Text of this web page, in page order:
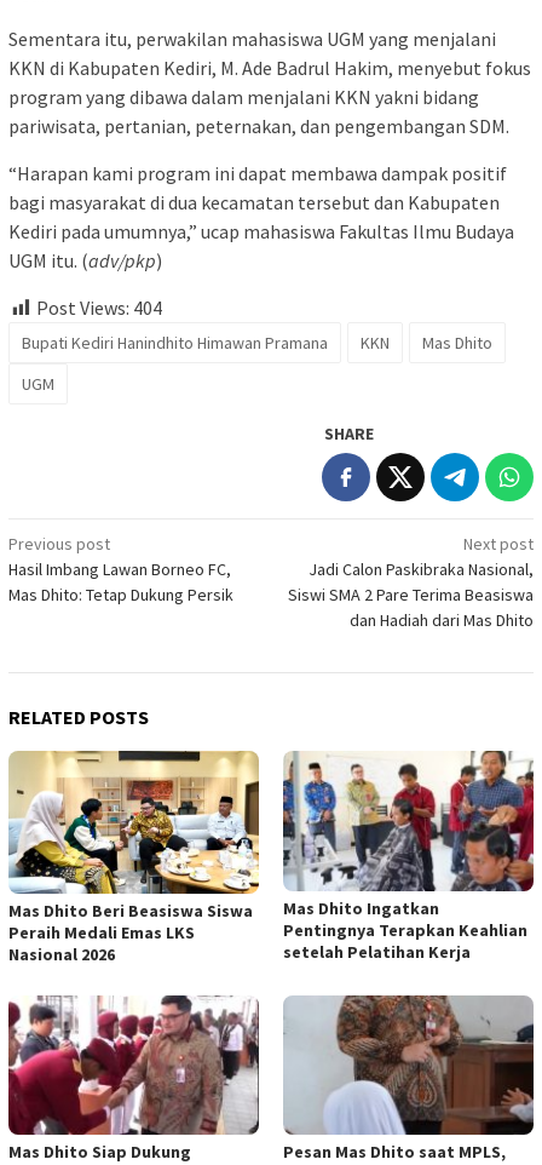
Sementara itu, perwakilan mahasiswa UGM yang menjalani
KKN di Kabupaten Kediri, M. Ade Badrul Hakim, menyebut fokus
program yang dibawa dalam menjalani KKN yakni bidang
pariwisata, pertanian, peternakan, dan pengembangan SDM.
“Harapan kami program ini dapat membawa dampak positif
bagi masyarakat di dua kecamatan tersebut dan Kabupaten
Kediri pada umumnya,” ucap mahasiswa Fakultas Ilmu Budaya
UGM itu. (adv/pkp)
Post Views: 404
Bupati Kediri Hanindhito Himawan Pramana KKN
Mas Dhito
UGM
SHARE
Post
navigation
Previous post
Hasil Imbang Lawan Borneo FC,
Mas Dhito: Tetap Dukung Persik
Next post
Jadi Calon Paskibraka Nasional,
Siswi SMA 2 Pare Terima Beasiswa
dan Hadiah dari Mas Dhito
RELATED POSTS
Mas Dhito Beri Beasiswa Siswa
Peraih Medali Emas LKS
Nasional 2026
Mas Dhito Ingatkan
Pentingnya Terapkan Keahlian
setelah Pelatihan Kerja
Mas Dhito Siap Dukung
Pesan Mas Dhito saat MPLS,